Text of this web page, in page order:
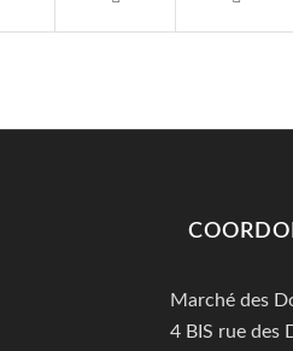
Marché des
4 BIS rue des